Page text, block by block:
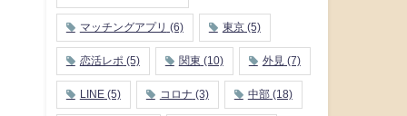
マッチングアプリ (6) 東京(5)
恋活レポ (5) 関東 (10) 外見 (7)
LINE (5) コロナ (3) 中部(18)